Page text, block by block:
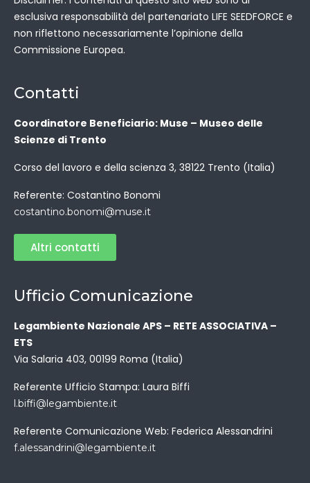
esclusiva responsabilità del partenariato LIFE SEEDFORCE e
non riflettono necessariamente l’opinione della
Commissione Europea.
Contatti
Coordinatore Beneficiario: Muse – Museo delle
Scienze di Trento
Corso del lavoro e della scienza 3, 38122 Trento (Italia)
Referente: Costantino Bonomi
costantino.bonomi@muse.it
Altri contatti
Ufficio Comunicazione
Legambiente Nazionale APS – RETE ASSOCIATIVA –
ETS
Via Salaria 403, 00199 Roma (Italia)
Referente Ufficio Stampa: Laura Biffi
l.biffi@legambiente.it
Referente Comunicazione Web: Federica Alessandrini
f.alessandrini@legambiente.it